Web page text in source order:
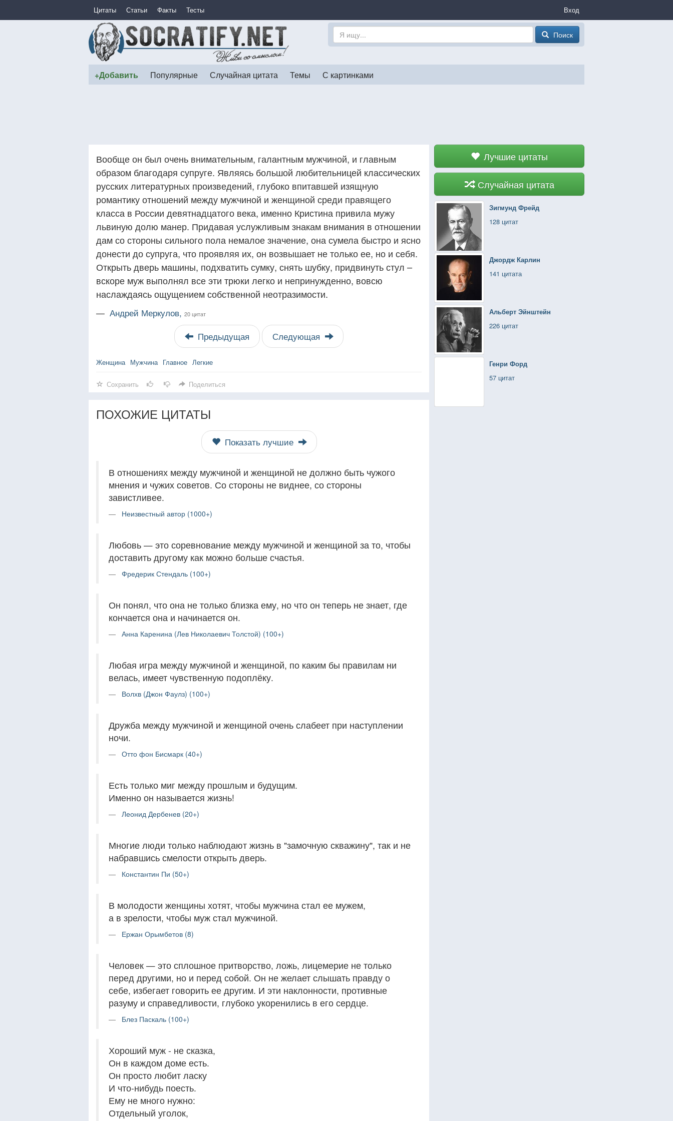
Цитаты Статьи Факты Тесты Вход
Поиск
+Добавить Популярные Случайная цитата Темы С картинками
Лучшие цитаты
Случайная цитата
Зигмунд Фрейд
128 цитат
Джордж Карлин
141 цитата
Альберт Эйнштейн
226 цитат
Генри Форд
57 цитат
Вообще он был очень внимательным, галантным мужчиной, и главным
образом благодаря супруге. Являясь большой любительницей классических
русских литературных произведений, глубоко впитавшей изящную
романтику отношений между мужчиной и женщиной среди правящего
класса в России девятнадцатого века, именно Кристина привила мужу
львиную долю манер. Придавая услужливым знакам внимания в отношении
дам со стороны сильного пола немалое значение, она сумела быстро и ясно
донести до супруга, что проявляя их, он возвышает не только ее, но и себя.
Открыть дверь машины, подхватить сумку, снять шубку, придвинуть стул –
вскоре муж выполнял все эти трюки легко и непринужденно, вовсю
наслаждаясь ощущением собственной неотразимости.
— Андрей Меркулов, 20 цитат
Предыдущая Следующая
Женщина Мужчина Главное Легкие
Сохранить Поделиться
ПОХОЖИЕ ЦИТАТЫ
Показать лучшие
В отношениях между мужчиной и женщиной не должно быть чужого
мнения и чужих советов. Со стороны не виднее, со стороны
завистливее.
Неизвестный автор (1000+)
Любовь — это соревнование между мужчиной и женщиной за то, чтобы
доставить другому как можно больше счастья.
Фредерик Стендаль (100+)
Он понял, что она не только близка ему, но что он теперь не знает, где
кончается она и начинается он.
Анна Каренина (Лев Николаевич Толстой) (100+)
Любая игра между мужчиной и женщиной, по каким бы правилам ни
велась, имеет чувственную подоплёку.
Волхв (Джон Фаулз) (100+)
Дружба между мужчиной и женщиной очень слабеет при наступлении
ночи.
Отто фон Бисмарк (40+)
Есть только миг между прошлым и будущим.
Именно он называется жизнь!
Леонид Дербенев (20+)
Многие люди только наблюдают жизнь в "замочную скважину", так и не
набравшись смелости открыть дверь.
Константин Пи (50+)
В молодости женщины хотят, чтобы мужчина стал ее мужем,
а в зрелости, чтобы муж стал мужчиной.
Ержан Орымбетов (8)
Человек — это сплошное притворство, ложь, лицемерие не только
перед другими, но и перед собой. Он не желает слышать правду о
себе, избегает говорить ее другим. И эти наклонности, противные
разуму и справедливости, глубоко укоренились в его сердце.
Блез Паскаль (100+)
Хороший муж - не сказка,
Он в каждом доме есть.
Он просто любит ласку
И что-нибудь поесть.
Ему не много нужно:
Отдельный уголок,